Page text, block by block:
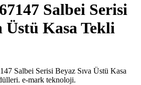
Salbei Serisi
Üstü Kasa Tekli
Salbei Serisi Beyaz Sıva Üstü Kasa
e-mark teknoloji.